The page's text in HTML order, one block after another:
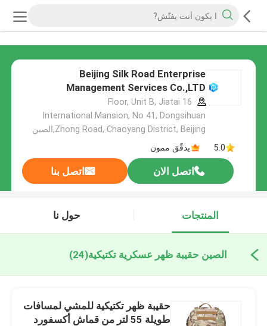
Beijing Silk Road Enterprise
Management Services Co.,LTD
16 Floor, Unit B, Jiatai
International Mansion, No 41, Dongsihuan
Zhong Road, Chaoyang District, Beijing,الصين
5.0
يدقّق ممون
اتصل الان اتصل بنا
المنتجات حول نا
الصين حقيبة ظهر عسكرية تكتيكية(24)
حقيبة ظهر تكتيكية للمشي لمسافات
طويلة 55 لتر من قماش أكسفورد